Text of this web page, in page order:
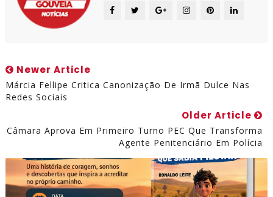
Newer Article
Márcia Fellipe Critica Canonização De Irmã Dulce Nas
Redes Sociais
Older Article
Câmara Aprova Em Primeiro Turno PEC Que Transforma
Agente Penitenciário Em Polícia